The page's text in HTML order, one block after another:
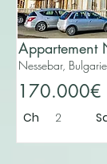
Appartement
Nessebar, Bulgarie
170.000€
Ch 2